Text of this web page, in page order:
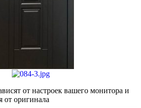
от настроек вашего монитора и
от оригинала